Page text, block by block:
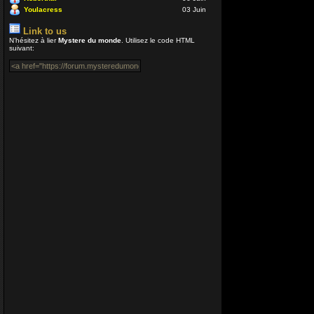
Youlacress
03 Juin
Link to us
N’hésitez à lierMystere du monde . Utilisez le code HTML
suivant: